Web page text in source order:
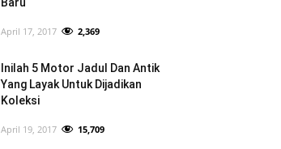
April 17, 2017 2,369
Inilah 5 Motor Jadul Dan Antik
Yang Layak Untuk Dijadikan
Koleksi
April 19, 2017 15,709